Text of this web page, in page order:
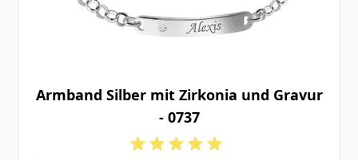
Armband Silber mit Zirkonia und Gravur
- 0737